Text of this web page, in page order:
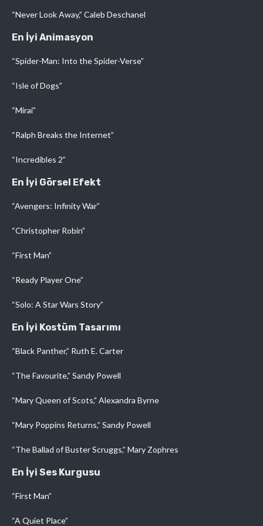
“Never Look Away,” Caleb Deschanel
En İyi Animasyon
“Spider-Man: Into the Spider-Verse”
“Isle of Dogs”
“Mirai”
“Ralph Breaks the Internet”
“Incredibles 2”
En İyi Görsel Efekt
“Avengers: Infinity War”
“Christopher Robin”
“First Man”
“Ready Player One”
“Solo: A Star Wars Story”
En İyi Kostüm Tasarımı
“Black Panther,” Ruth E. Carter
“The Favourite,” Sandy Powell
“Mary Queen of Scots,” Alexandra Byrne
“Mary Poppins Returns,” Sandy Powell
“The Ballad of Buster Scruggs,” Mary Zophres
En İyi Ses Kurgusu
“First Man”
“A Quiet Place”